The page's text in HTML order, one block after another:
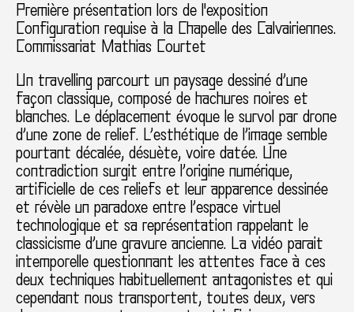
Première présentation lors de l'exposition
Configuration requise à la Chapelle des Calvairiennes.
Commissariat Mathias Courtet
Un travelling parcourt un paysage dessiné d’une
façon classique, composé de hachures noires et
blanches. Le déplacement évoque le survol par drone
d’une zone de relief. L’esthétique de l’image semble
pourtant décalée, désuète, voire datée. Une
contradiction surgit entre l’origine numérique,
artificielle de ces reliefs et leur apparence dessinée
et révèle un paradoxe entre l’espace virtuel
technologique et sa représentation rappelant le
classicisme d’une gravure ancienne. La vidéo parait
intemporelle questionnant les attentes face à ces
deux techniques habituellement antagonistes et qui
cependant nous transportent, toutes deux, vers